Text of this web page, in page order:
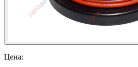
Цена: